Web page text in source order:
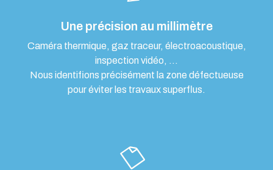
Une précision au millimètre
Caméra thermique, gaz traceur, électroacoustique,
inspection vidéo, …
Nous identifions précisément la zone défectueuse
pour éviter les travaux superflus.